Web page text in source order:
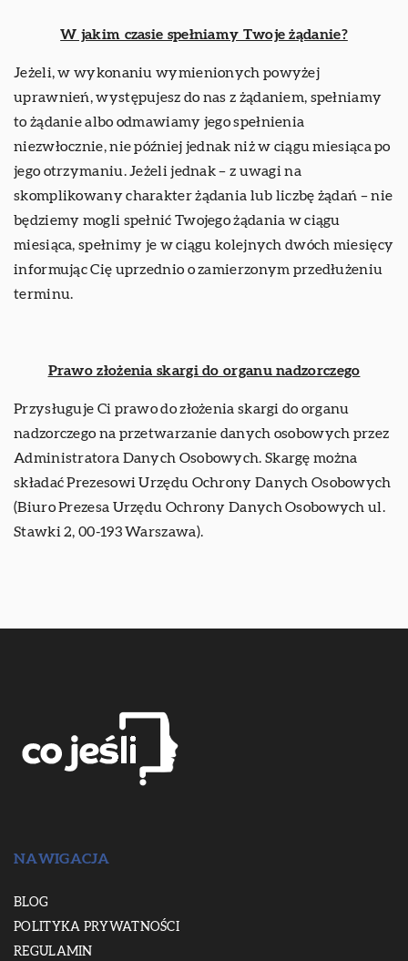
W jakim czasie spełniamy Twoje żądanie?
Jeżeli, w wykonaniu wymienionych powyżej
uprawnień, występujesz do nas z żądaniem, spełniamy
to żądanie albo odmawiamy jego spełnienia
niezwłocznie, nie później jednak niż w ciągu miesiąca po
jego otrzymaniu. Jeżeli jednak – z uwagi na
skomplikowany charakter żądania lub liczbę żądań – nie
będziemy mogli spełnić Twojego żądania w ciągu
miesiąca, spełnimy je w ciągu kolejnych dwóch miesięcy
informując Cię uprzednio o zamierzonym przedłużeniu
terminu.
Prawo złożenia skargi do organu nadzorczego
Przysługuje Ci prawo do złożenia skargi do organu
nadzorczego na przetwarzanie danych osobowych przez
Administratora Danych Osobowych. Skargę można
składać Prezesowi Urzędu Ochrony Danych Osobowych
(Biuro Prezesa Urzędu Ochrony Danych Osobowych ul.
Stawki 2, 00-193 Warszawa).
NAWIGACJA
BLOG
POLITYKA PRYWATNOŚCI
REGULAMIN